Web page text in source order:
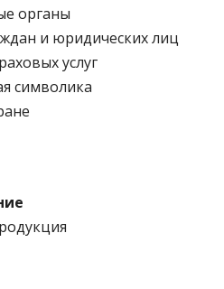
органы
и юридических лиц
услуг
символика